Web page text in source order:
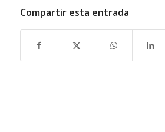
Compartir esta entrada